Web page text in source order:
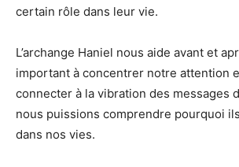
certain rôle dans leur vie.
L’archange Haniel nous aide avant et
important à concentrer notre attention
connecter à la vibration des messages
nous puissions comprendre pourquoi
dans nos vies.